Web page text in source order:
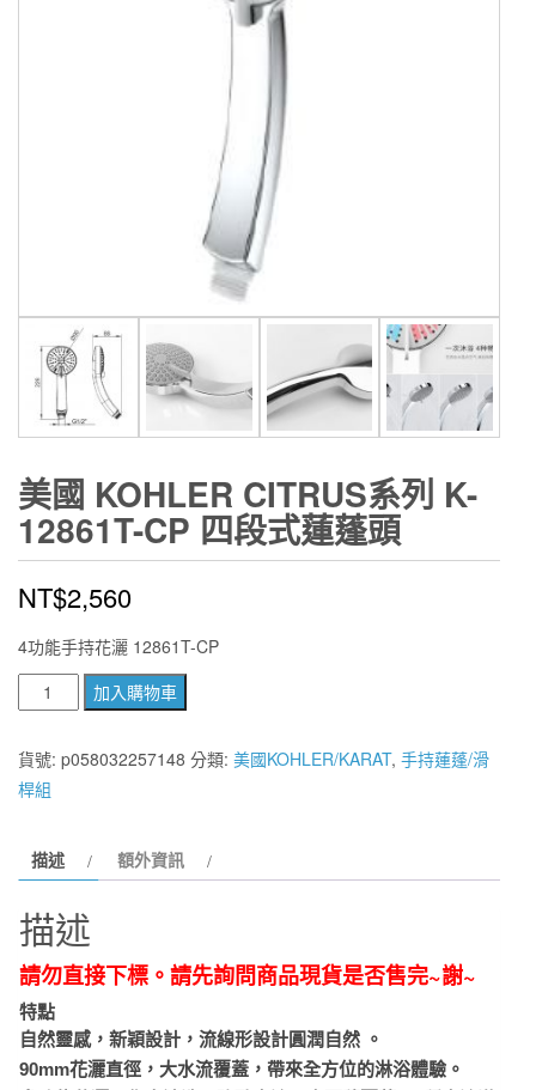
美國 KOHLER CITRUS系列 K-
12861T-CP 四段式蓮蓬頭
NT$2,560
4功能手持花灑 12861T-CP
國
KOHLER
Citrus
系
K-
CP
段
式
蓮
蓬
加入購物車
貨號: p058032257148 分類: 美國KOHLER/KARAT, 手持蓮蓬/滑
桿組
描述 額外資訊
描述
請勿直接下標。請先詢問商品現貨是否售完~謝~
特點
自然靈感，新穎設計，流線形設計圓潤自然 。
90mm花灑直徑，大水流覆蓋，帶來全方位的淋浴體驗。